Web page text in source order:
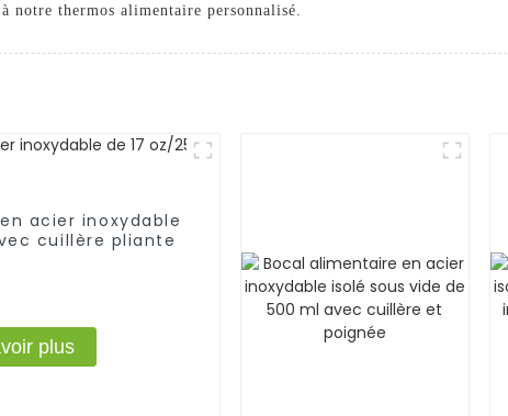
notre thermos alimentaire personnalisé.
acier inoxydable
cuillère pliante
plus